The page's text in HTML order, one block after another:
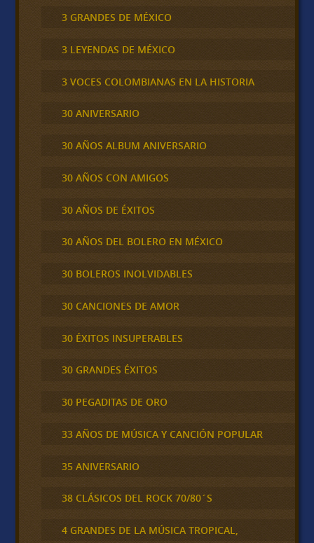
3 GRANDES DE MÉXICO
3 LEYENDAS DE MÉXICO
3 VOCES COLOMBIANAS EN LA HISTORIA
30 ANIVERSARIO
30 AÑOS ALBUM ANIVERSARIO
30 AÑOS CON AMIGOS
30 AÑOS DE ÉXITOS
30 AÑOS DEL BOLERO EN MÉXICO
30 BOLEROS INOLVIDABLES
30 CANCIONES DE AMOR
30 ÉXITOS INSUPERABLES
30 GRANDES ÉXITOS
30 PEGADITAS DE ORO
33 AÑOS DE MÚSICA Y CANCIÓN POPULAR
35 ANIVERSARIO
38 CLÁSICOS DEL ROCK 70/80´S
4 GRANDES DE LA MÚSICA TROPICAL,